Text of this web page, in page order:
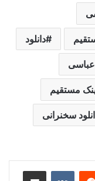
دانلود
مستقیم
سخنرانی
‫رددیت ‫VKontakteاشتراک گذاری از طریق ایمیل